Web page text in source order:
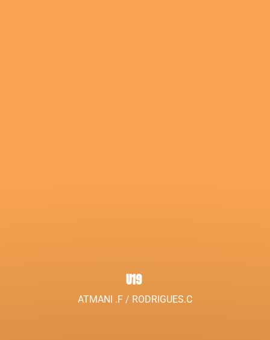
U19
ATMANI .F / RODRIGUES.C